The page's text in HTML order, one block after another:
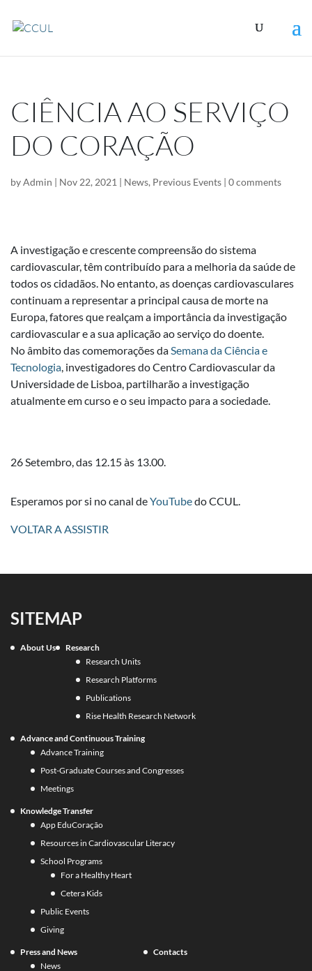
CIÊNCIA AO SERVIÇO
DO CORAÇÃO
byAdmin | Nov 22, 2021 | News, Previous Events | 0 comments
A investigação e crescente compreensão do sistema
cardiovascular, têm contribuído para a melhoria da saúde de
todos os cidadãos. No entanto, as doenças cardiovasculares
continuam a representar a principal causa de morte na
Europa, fatores que realçam a importância da investigação
cardiovascular e a sua aplicação ao serviço do doente.
No âmbito das comemorações daSemana da Ciência e
Tecnologia, investigadores do Centro Cardiovascular da
Universidade de Lisboa, partilharão a investigação
atualmente em curso e o seu impacto para a sociedade.
26 Setembro, das 12.15 às 13.00.
Esperamos por si no canal deYouTubedo CCUL.
VOLTAR A ASSISTIR
SITEMAP
About Us
Research
Research Units
Research Platforms
Publications
Rise Health Research Network
Advance and Continuous Training
Advance Training
Post-Graduate Courses and Congresses
Meetings
Knowledge Transfer
App EduCoração
Resources in Cardiovascular Literacy
School Programs
For a Healthy Heart
Cetera Kids
Public Events
Giving
Press and News
News
Contacts